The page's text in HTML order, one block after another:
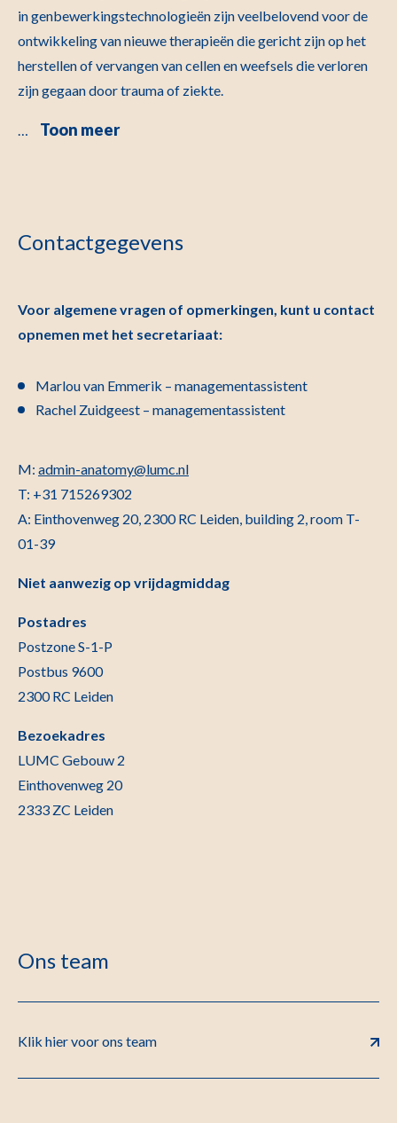
in genbewerkingstechnologieën zijn veelbelovend voor de
ontwikkeling van nieuwe therapieën die gericht zijn op het
herstellen of vervangen van cellen en weefsels die verloren
zijn gegaan door trauma of ziekte.
… Toon meer
Contactgegevens
Voor algemene vragen of opmerkingen, kunt u contact
opnemen met het secretariaat:
Marlou van Emmerik – managementassistent
Rachel Zuidgeest – managementassistent
M: admin-anatomy@lumc.nl
T: +31 715269302
A: Einthovenweg 20, 2300 RC Leiden, building 2, room T-
01-39
Niet aanwezig op vrijdagmiddag
Postadres
Postzone S-1-P
Postbus 9600
2300 RC Leiden
Bezoekadres
LUMC Gebouw 2
Einthovenweg 20
2333 ZC Leiden
Ons team
Klik hier voor ons team